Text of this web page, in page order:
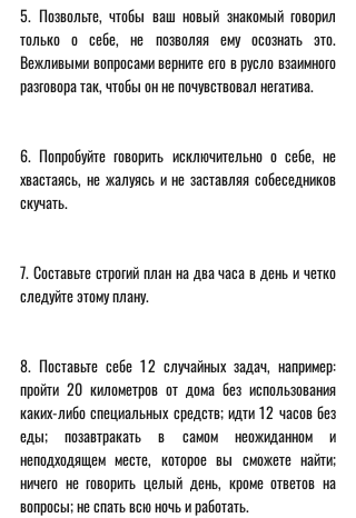
5. Позвольте, чтобы ваш новый знакомый говорил
только о себе, не позволяя ему осознать это.
Вежливыми вопросами верните его в русло взаимного
разговора так, чтобы он не почувствовал негатива.
6. Попробуйте говорить исключительно о себе, не
хвастаясь, не жалуясь и не заставляя собеседников
скучать.
7. Составьте строгий план на два часа в день и четко
следуйте этому плану.
8. Поставьте себе 12 случайных задач, например:
пройти 20 километров от дома без использования
каких-либо специальных средств; идти 12 часов без
еды; позавтракать в самом неожиданном и
неподходящем месте, которое вы сможете найти;
ничего не говорить целый день, кроме ответов на
вопросы; не спать всю ночь и работать.